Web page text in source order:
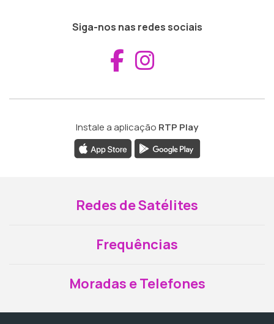
Siga-nos nas redes sociais
Aceder ao
Instale a aplicação RTP Play
Redes de Satélites
Frequências
Moradas e Telefones